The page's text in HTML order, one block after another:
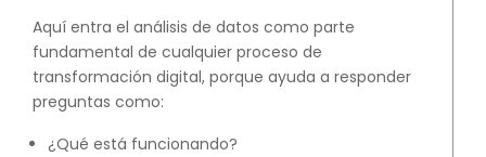
Aquí entra el análisis de datos como parte
fundamental de cualquier proceso de
transformación digital, porque ayuda a responder
preguntas como:
¿Qué está funcionando?